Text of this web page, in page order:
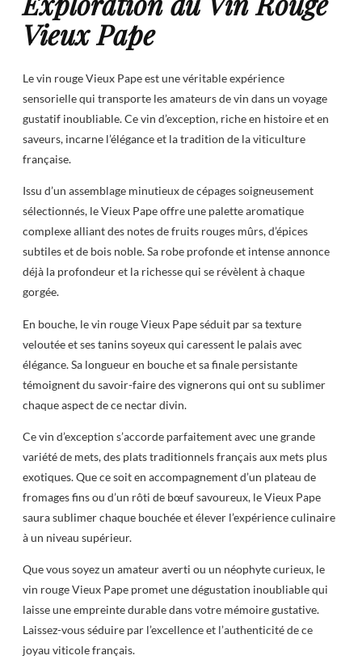
Vieux Pape
Le vin rouge Vieux Pape est une véritable expérience
sensorielle qui transporte les amateurs de vin dans un voyage
gustatif inoubliable. Ce vin d’exception, riche en histoire et en
saveurs, incarne l’élégance et la tradition de la viticulture
française.
Issu d’un assemblage minutieux de cépages soigneusement
sélectionnés, le Vieux Pape offre une palette aromatique
complexe alliant des notes de fruits rouges mûrs, d’épices
subtiles et de bois noble. Sa robe profonde et intense annonce
déjà la profondeur et la richesse qui se révèlent à chaque
gorgée.
En bouche, le vin rouge Vieux Pape séduit par sa texture
veloutée et ses tanins soyeux qui caressent le palais avec
élégance. Sa longueur en bouche et sa finale persistante
témoignent du savoir-faire des vignerons qui ont su sublimer
chaque aspect de ce nectar divin.
Ce vin d’exception s’accorde parfaitement avec une grande
variété de mets, des plats traditionnels français aux mets plus
exotiques. Que ce soit en accompagnement d’un plateau de
fromages fins ou d’un rôti de bœuf savoureux, le Vieux Pape
saura sublimer chaque bouchée et élever l’expérience culinaire
à un niveau supérieur.
Que vous soyez un amateur averti ou un néophyte curieux, le
vin rouge Vieux Pape promet une dégustation inoubliable qui
laisse une empreinte durable dans votre mémoire gustative.
Laissez-vous séduire par l’excellence et l’authenticité de ce
joyau viticole français.